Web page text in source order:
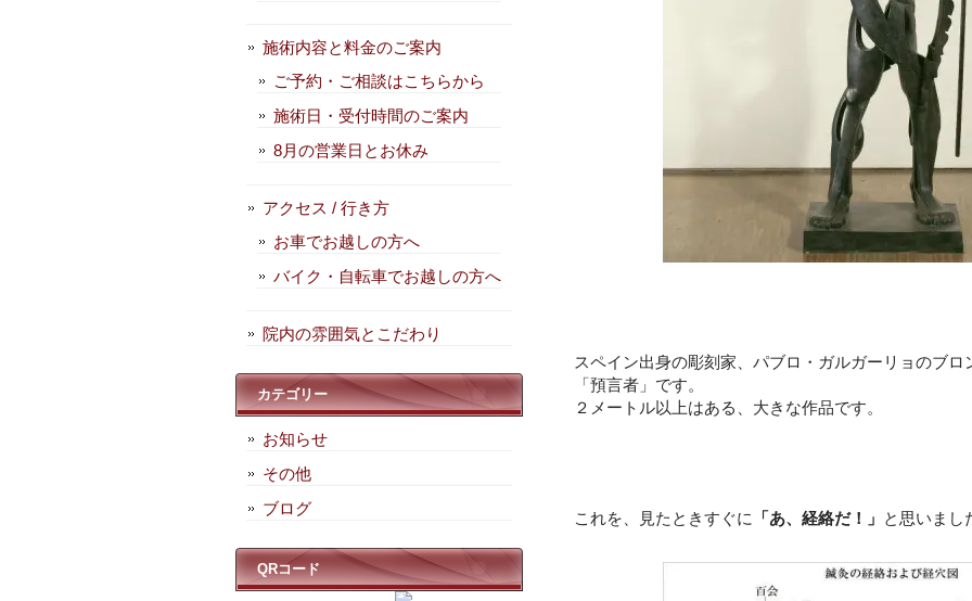
スペイン出身の彫刻家、パブロ・ガルガーリョのブロ
「預言者」です。
２メートル以上はある、大きな作品です。
これを、見たときすぐに 「あ、経絡だ！」 と思いまし
施術内容と料金のご案内
ご予約・ご相談はこちらから
施術日・受付時間のご案内
8月の営業日とお休み
アクセス / 行き方
お車でお越しの方へ
バイク・自転車でお越しの方へ
院内の雰囲気とこだわり
カテゴリー
お知らせ
その他
ブログ
QRコード